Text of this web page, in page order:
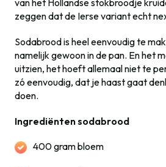
van het Hollandse stokbroodje
zeggen dat de Ierse variant echt
Sodabrood is heel eenvoudig te
namelijk gewoon in de pan. En het
uitzien, het hoeft allemaal niet te
zó eenvoudig, dat je haast gaat
doen.
Ingrediënten sodabrood
400 gram bloem